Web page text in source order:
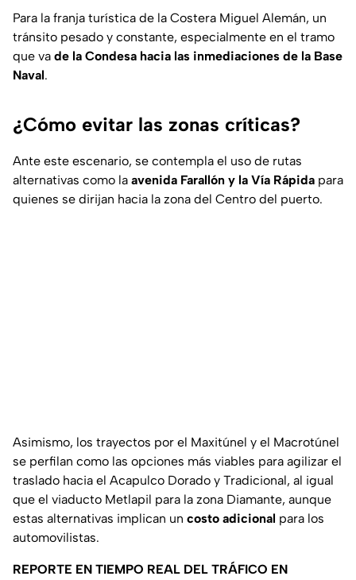
Para la franja turística de la Costera Miguel Alemán, un
tránsito pesado y constante, especialmente en el tramo
que va de la Condesa hacia las inmediaciones de la Base
Naval.
¿Cómo evitar las zonas críticas?
Ante este escenario, se contempla el uso de rutas
alternativas como la avenida Farallón y la Vía Rápida para
quienes se dirijan hacia la zona del Centro del puerto.
Asimismo, los trayectos por el Maxitúnel y el Macrotúnel
se perfilan como las opciones más viables para agilizar el
traslado hacia el Acapulco Dorado y Tradicional, al igual
que el viaducto Metlapil para la zona Diamante, aunque
estas alternativas implican un costo adicional para los
automovilistas.
REPORTE EN TIEMPO REAL DEL TRÁFICO EN